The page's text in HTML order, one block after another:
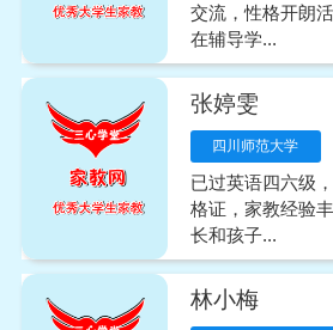
交流，性格开朗
在辅导学...
张婷雯
四川师范大学
已过英语四六级
格证，家教经验
长和孩子...
林小梅